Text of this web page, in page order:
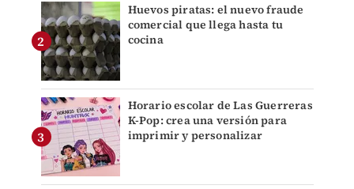
Huevos piratas: el nuevo fraude
comercial que llega hasta tu
cocina
Horario escolar de Las Guerreras
K-Pop: crea una versión para
imprimir y personalizar